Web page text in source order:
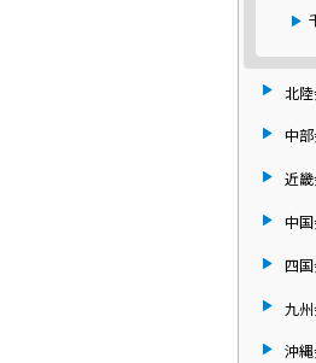
北
中
近
中
四
九
沖